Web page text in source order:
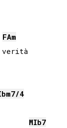
FAm
  Di cieli immensi e avremo nuove verità
m7/4
MIb7